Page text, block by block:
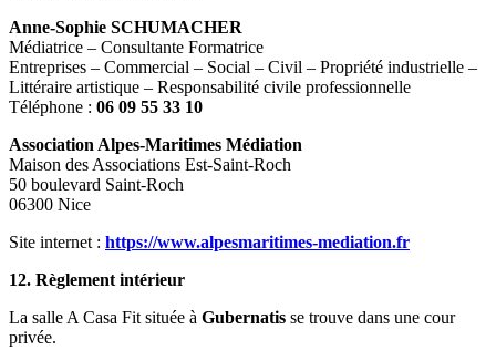
Anne-Sophie SCHUMACHER
Médiatrice – Consultante Formatrice
Entreprises – Commercial – Social – Civil – Propriété industrielle –
Littéraire artistique – Responsabilité civile professionnelle
Téléphone : 06 09 55 33 10
Association Alpes-Maritimes Médiation
Maison des Associations Est-Saint-Roch
50 boulevard Saint-Roch
06300 Nice
Site internet : https://www.alpesmaritimes-mediation.fr
12. Règlement intérieur
La salle A Casa Fit située à Gubernatis se trouve dans une cour
privée.